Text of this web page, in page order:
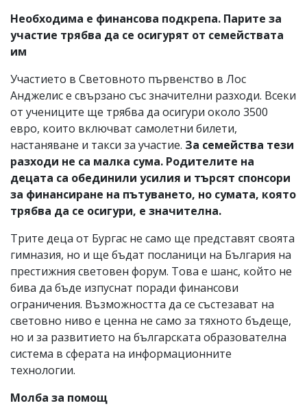
Необходима е финансова подкрепа. Парите за
участие трябва да се осигурят от семействата
им
Участието в Световното първенство в Лос
Анджелис е свързано със значителни разходи. Всеки
от учениците ще трябва да осигури около 3500
евро, които включват самолетни билети,
настаняване и такси за участие. За семейства тези
разходи не са малка сума. Родителите на
децата са обединили усилия и търсят спонсори
за финансиране на пътуването, но сумата, която
трябва да се осигури, е значителна.
Трите деца от Бургас не само ще представят своята
гимназия, но и ще бъдат посланици на България на
престижния световен форум. Това е шанс, който не
бива да бъде изпуснат поради финансови
ограничения. Възможността да се състезават на
световно ниво е ценна не само за тяхното бъдеще,
но и за развитието на българската образователна
система в сферата на информационните
технологии.
Молба за помощ